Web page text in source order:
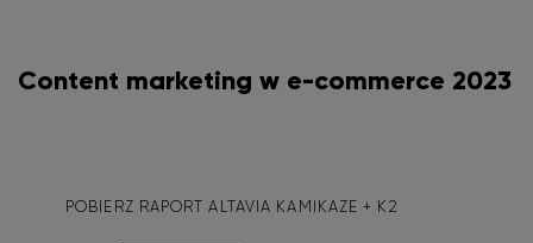
Content marketing w e-commerce 2023
POBIERZ RAPORT ALTAVIA KAMIKAZE + K2